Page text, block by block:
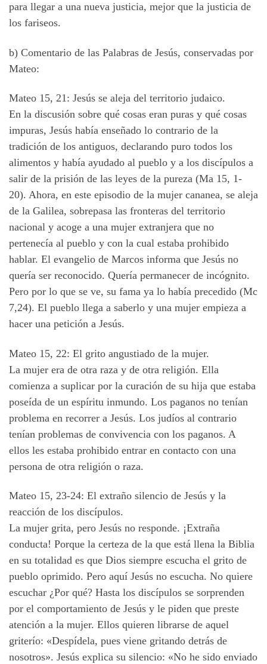
para llegar a una nueva justicia, mejor que la justicia de
los fariseos.
b) Comentario de las Palabras de Jesús, conservadas por
Mateo:
Mateo 15, 21: Jesús se aleja del territorio judaico.
En la discusión sobre qué cosas eran puras y qué cosas
impuras, Jesús había enseñado lo contrario de la
tradición de los antiguos, declarando puro todos los
alimentos y había ayudado al pueblo y a los discípulos a
salir de la prisión de las leyes de la pureza (Ma 15, 1-
20). Ahora, en este episodio de la mujer cananea, se aleja
de la Galilea, sobrepasa las fronteras del territorio
nacional y acoge a una mujer extranjera que no
pertenecía al pueblo y con la cual estaba prohibido
hablar. El evangelio de Marcos informa que Jesús no
quería ser reconocido. Quería permanecer de incógnito.
Pero por lo que se ve, su fama ya lo había precedido (Mc
7,24). El pueblo llega a saberlo y una mujer empieza a
hacer una petición a Jesús.
Mateo 15, 22: El grito angustiado de la mujer.
La mujer era de otra raza y de otra religión. Ella
comienza a suplicar por la curación de su hija que estaba
poseída de un espíritu inmundo. Los paganos no tenían
problema en recorrer a Jesús. Los judíos al contrario
tenían problemas de convivencia con los paganos. A
ellos les estaba prohibido entrar en contacto con una
persona de otra religión o raza.
Mateo 15, 23-24: El extraño silencio de Jesús y la
reacción de los discípulos.
La mujer grita, pero Jesús no responde. ¡Extraña
conducta! Porque la certeza de la que está llena la Biblia
en su totalidad es que Dios siempre escucha el grito de
pueblo oprimido. Pero aquí Jesús no escucha. No quiere
escuchar ¿Por qué? Hasta los discípulos se sorprenden
por el comportamiento de Jesús y le piden que preste
atención a la mujer. Ellos quieren librarse de aquel
griterío: «Despídela, pues viene gritando detrás de
nosotros». Jesús explica su silencio: «No he sido enviado